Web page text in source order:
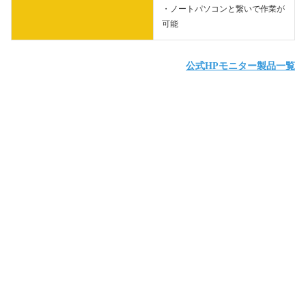
・ノートパソコンと繋いで作業が
可能
公式HPモニター製品一覧